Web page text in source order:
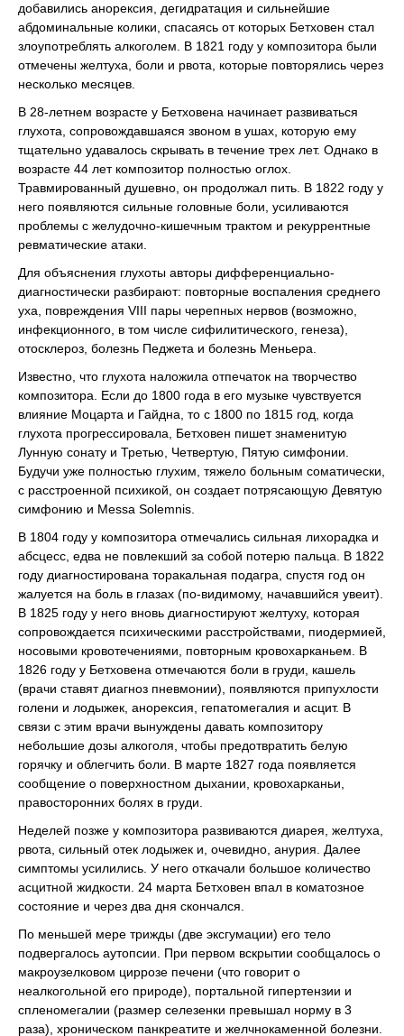
добавились анорексия, дегидратация и сильнейшие
абдоминальные колики, спасаясь от которых Бетховен стал
злоупотреблять алкоголем. В 1821 году у композитора были
отмечены желтуха, боли и рвота, которые повторялись через
несколько месяцев.
В 28-летнем возрасте у Бетховена начинает развиваться
глухота, сопровождавшаяся звоном в ушах, которую ему
тщательно удавалось скрывать в течение трех лет. Однако в
возрасте 44 лет композитор полностью оглох.
Травмированный душевно, он продолжал пить. В 1822 году у
него появляются сильные головные боли, усиливаются
проблемы с желудочно-кишечным трактом и рекуррентные
ревматические атаки.
Для объяснения глухоты авторы дифференциально-
диагностически разбирают: повторные воспаления среднего
уха, повреждения VIII пары черепных нервов (возможно,
инфекционного, в том числе сифилитического, генеза),
отосклероз, болезнь Педжета и болезнь Меньера.
Известно, что глухота наложила отпечаток на творчество
композитора. Если до 1800 года в его музыке чувствуется
влияние Моцарта и Гайдна, то с 1800 по 1815 год, когда
глухота прогрессировала, Бетховен пишет знаменитую
Лунную сонату и Третью, Четвертую, Пятую симфонии.
Будучи уже полностью глухим, тяжело больным соматически,
с расстроенной психикой, он создает потрясающую Девятую
симфонию и Messa Solemnis.
В 1804 году у композитора отмечались сильная лихорадка и
абсцесс, едва не повлекший за собой потерю пальца. В 1822
году диагностирована торакальная подагра, спустя год он
жалуется на боль в глазах (по-видимому, начавшийся увеит).
В 1825 году у него вновь диагностируют желтуху, которая
сопровождается психическими расстройствами, пиодермией,
носовыми кровотечениями, повторным кровохарканьем. В
1826 году у Бетховена отмечаются боли в груди, кашель
(врачи ставят диагноз пневмонии), появляются припухлости
голени и лодыжек, анорексия, гепатомегалия и асцит. В
связи с этим врачи вынуждены давать композитору
небольшие дозы алкоголя, чтобы предотвратить белую
горячку и облегчить боли. В марте 1827 года появляется
сообщение о поверхностном дыхании, кровохарканьи,
правосторонних болях в груди.
Неделей позже у композитора развиваются диарея, желтуха,
рвота, сильный отек лодыжек и, очевидно, анурия. Далее
симптомы усилились. У него откачали большое количество
асцитной жидкости. 24 марта Бетховен впал в коматозное
состояние и через два дня скончался.
По меньшей мере трижды (две эксгумации) его тело
подвергалось аутопсии. При первом вскрытии сообщалось о
макроузелковом циррозе печени (что говорит о
неалкогольной его природе), портальной гипертензии и
спленомегалии (размер селезенки превышал норму в 3
раза), хроническом панкреатите и желчнокаменной болезни.